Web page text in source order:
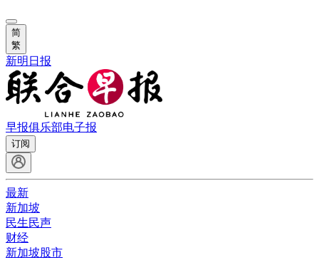
简
繁
新明日报
早报俱乐部电子报
订阅
最新
新加坡
民生民声
财经
新加坡股市